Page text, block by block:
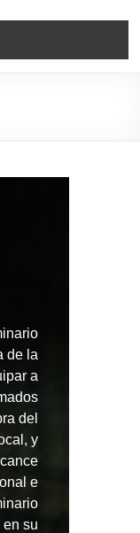
de la
a
del
y
e
en su